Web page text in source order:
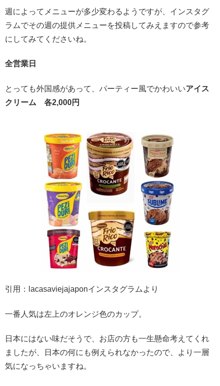
週によってメニューが多少変わるようですが、インスタグ
ラムでその週の提供メニューを投稿してみえますので参考
にしてみてくださいね。
全営業日
とっても外国感があって、パーティー風でかわいいアイス
クリーム 各2,000円
引用：lacasaviejajaponインスタグラムより
一番人気は左上のオレンジ色のカップ。
日本にはない味だそうで、お店の方も一生懸命考えてくれ
ましたが、日本の何にも例えられなかったので、より一層
気になっちゃいますね。